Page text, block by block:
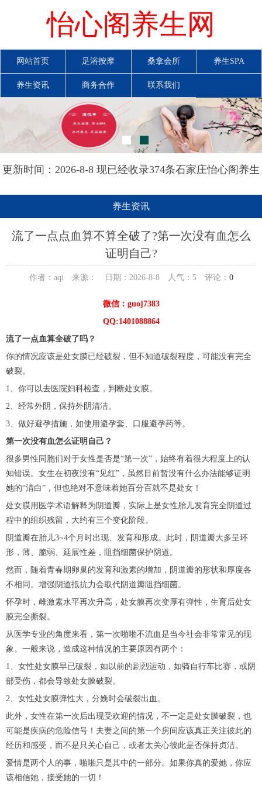
怡心阁养生网
网站首页 足浴按摩 桑拿会所 养生SPA
养生资讯 商务合作 联系我们
更新时间：2026-8-8 现已经收录374条石家庄怡心阁养生
养生资讯
流了一点点血算不算全破了?第一次没有血怎么
证明自己?
作者：aqi 来源： 日期：2026-8-8 人气： 5评论： 0
微信：guoj7383
QQ:1401088864
流了一点血算全破了吗？
你的情况应该是处女膜已经破裂，但不知道破裂程度，可能没有完全
破裂。
1、你可以去医院妇科检查，判断处女膜。
2、经常外阴，保持外阴清洁。
3、做好避孕措施，如使用避孕套、口服避孕药等。
第一次没有血怎么证明自己？
很多男性同胞们对于女性是否是“第一次”，始终有着很大程度上的认
知错误。女生在初夜没有“见红”，虽然目前暂没有什么办法能够证明
她的“清白”，但也绝对不意味着她百分百就不是处女！
处女膜用医学术语解释为阴道瓣，实际上是女性胎儿发育完全阴道过
程中的组织残留，大约有三个变化阶段。
阴道瓣在胎儿3~4个月时出现、发育和形成。此时，阴道瓣大多呈环
形，薄、脆弱、延展性差，阻挡细菌保护阴道。
然而，随着青春期卵巢的发育和激素的增加，阴道瓣的形状和厚度各
不相同。增强阴道抵抗力会取代阴道瓣阻挡细菌。
怀孕时，雌激素水平再次升高，处女膜再次变厚有弹性，生育后处女
膜完全撕裂。
从医学专业的角度来看，第一次啪啪不流血是当今社会非常常见的现
象。一般来说，造成这种情况的主要原因有两个：
1、女性处女膜早已破裂，如以前的剧烈运动，如骑自行车比赛，或阴
部受伤，都会导致处女膜破裂。
2、女性处女膜弹性大，分娩时会破裂出血。
此外，女性在第一次后出现受欢迎的情况，不一定是处女膜破裂，也
可能是疾病的危险信号！夫妻之间的第一个房间应该真正关注彼此的
经历和感受，而不是只关心自己，或者太关心彼此是否保持贞洁。
爱情是两个人的事，啪啪只是其中的一部分。如果你真的爱她，你应
该相信她，接受她的一切！